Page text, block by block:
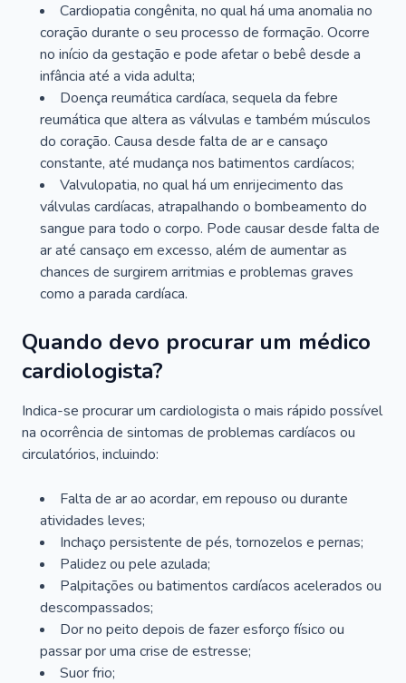
Cardiopatia congênita, no qual há uma anomalia no
coração durante o seu processo de formação. Ocorre
no início da gestação e pode afetar o bebê desde a
infância até a vida adulta;
Doença reumática cardíaca, sequela da febre
reumática que altera as válvulas e também músculos
do coração. Causa desde falta de ar e cansaço
constante, até mudança nos batimentos cardíacos;
Valvulopatia, no qual há um enrijecimento das
válvulas cardíacas, atrapalhando o bombeamento do
sangue para todo o corpo. Pode causar desde falta de
ar até cansaço em excesso, além de aumentar as
chances de surgirem arritmias e problemas graves
como a parada cardíaca.
Quando devo procurar um médico
cardiologista?
Indica-se procurar um cardiologista o mais rápido possível
na ocorrência de sintomas de problemas cardíacos ou
circulatórios, incluindo:
Falta de ar ao acordar, em repouso ou durante
atividades leves;
Inchaço persistente de pés, tornozelos e pernas;
Palidez ou pele azulada;
Palpitações ou batimentos cardíacos acelerados ou
descompassados;
Dor no peito depois de fazer esforço físico ou
passar por uma crise de estresse;
Suor frio;